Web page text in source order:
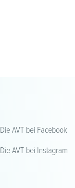
Die AVT bei Facebook
Die AVT bei Instagram